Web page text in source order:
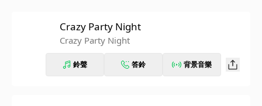
Crazy Party Night
Crazy Party Night
鈴聲 答鈴 背景音樂